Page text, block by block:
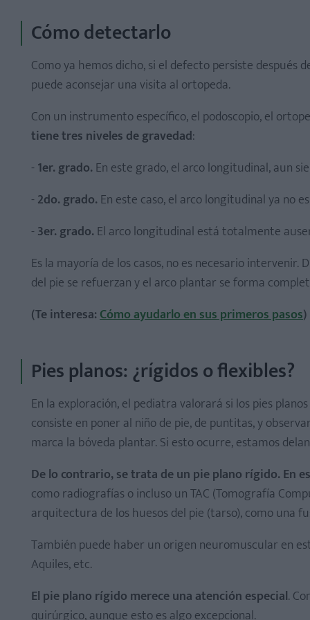
Cómo detectarlo
Como ya hemos dicho, si el defecto persiste después
puede aconsejar una visita al ortopeda.
Con un instrumento específico, el podoscopio, el
tiene tres niveles de gravedad:
- 1er. grado. En este grado, el arco longitudinal, aun
- 2do. grado. En este caso, el arco longitudinal ya no
- 3er. grado. El arco longitudinal está totalmente
Es la mayoría de los casos, no es necesario
del pie se refuerzan y el arco plantar se forma
(Te interesa:Cómo ayudarlo en sus primeros pasos)
Pies planos: ¿rígidos o flexibles?
En la exploración, el pediatra valorará si los pies
consiste en poner al niño de pie, de puntitas, y
marca la bóveda plantar. Si esto ocurre, estamos
De lo contrario, se trata de un pie plano rígido. En
como radiografías o incluso un TAC (Tomografía
arquitectura de los huesos del pie (tarso), como una
También puede haber un origen neuromuscular en
Aquiles, etc.
El pie plano rígido merece una atención especial.
quirúrgico, aunque esto es algo excepcional.